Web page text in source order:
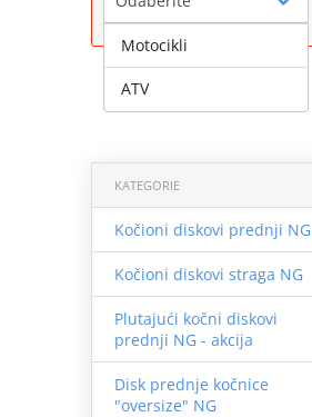
KATEGORIE
Kočioni diskovi prednji NG
Kočioni diskovi straga NG
Plutajući kočni diskovi
prednji NG - akcija
Disk prednje kočnice
"oversize" NG
Motocikli
ATV